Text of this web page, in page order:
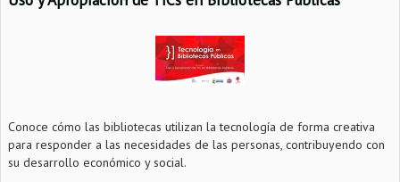
Conoce cómo las bibliotecas utilizan la tecnología de forma creativa
para responder a las necesidades de las personas, contribuyendo con
su desarrollo económico y social.